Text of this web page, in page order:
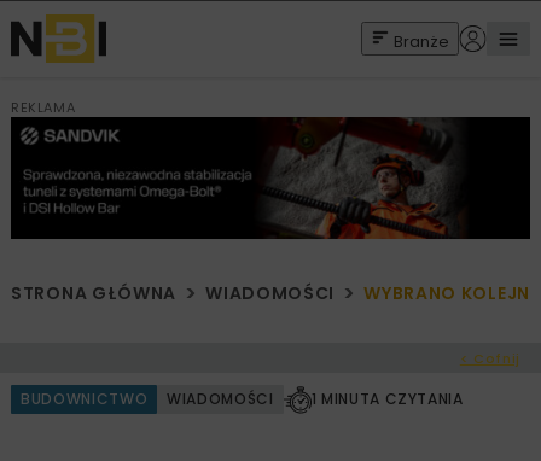
Branże
REKLAMA
STRONA GŁÓWNA WIADOMOŚCI WYBRANO
< Cofnij
BUDOWNICTWO WIADOMOŚCI 1 MINUTA CZYTANIA